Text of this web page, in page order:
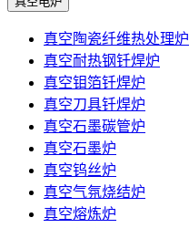
真空陶瓷纤维热处理炉
真空耐热钢钎焊炉
真空钼箔钎焊炉
真空刀具钎焊炉
真空石墨碳管炉
真空石墨炉
真空钨丝炉
真空气氛烧结炉
真空熔炼炉